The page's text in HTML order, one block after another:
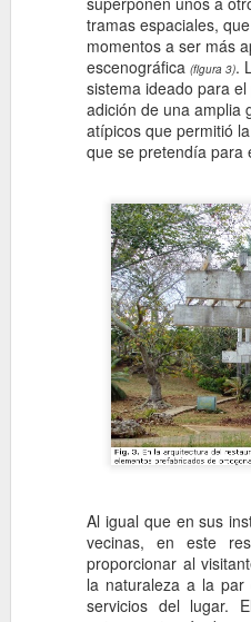
tramas espaciales,
momentos a ser más
escenográfica (figura 3).
sistema ideado para
adición de una amplia
atípicos que permitió
que se pretendía para
Al igual que en sus
vecinas, en este
proporcionar al
la naturaleza a la
servicios del lugar.